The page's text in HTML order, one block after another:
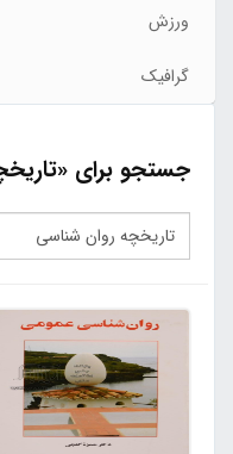
ورزش
گرافیک
جستجو برای